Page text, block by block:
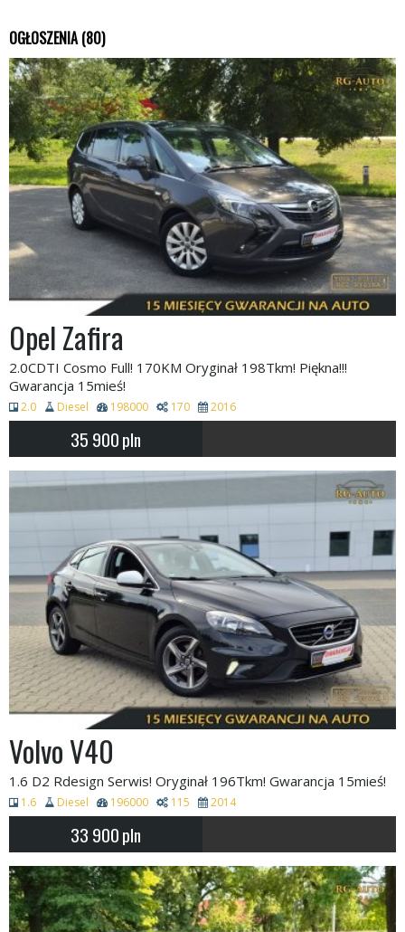
OGŁOSZENIA (80)
Opel Zafira
2.0CDTI Cosmo Full! 170KM Oryginał 198Tkm! Piękna!!!
Gwarancja 15mieś!
2.0 Diesel 198000 170 2016
35 900pln
Volvo V40
1.6 D2 Rdesign Serwis! Oryginał 196Tkm! Gwarancja 15mieś!
1.6 Diesel 196000 115 2014
33 900pln